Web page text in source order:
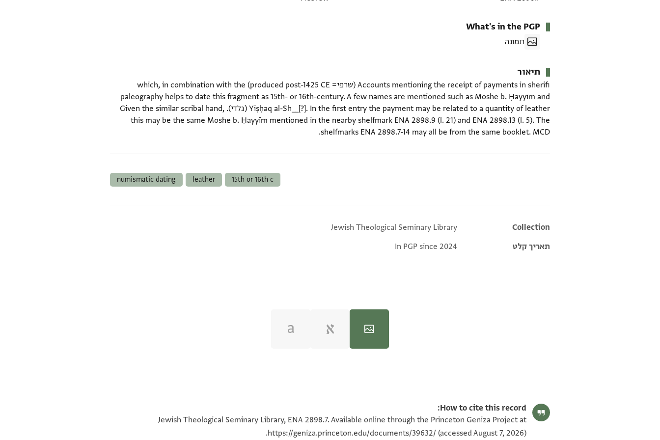
What's in the PGP
תמונה
תיאור
Accounts mentioning the receipt of payments in sherifi (שרפי= produced post-1425 CE) which, in combination with the
paleography helps to date this fragment as 15th- or 16th-century. A few names are mentioned such as Moshe b. Ḥayyīm and
Yiṣḥaq al-Sh__[?]. In the first entry the payment may be related to a quantity of leather (גלדי). Given the similar scribal hand,
this may be the same Moshe b. Ḥayyīm mentioned in the nearby shelfmark ENA 2898.9 (l. 21) and ENA 2898.13 (l. 5). The
shelfmarks ENA 2898.7-14 may all be from the same booklet. MCD.
15th or 16th c
leather
numismatic dating
Additional metadata
Collection
Jewish Theological Seminary Library
תאריך קלט
In PGP since 2024
100%
100%
How to cite this record:
Jewish Theological Seminary Library, ENA 2898.7. Available online through the Princeton Geniza Project at
https://geniza.princeton.edu/documents/39632/ (accessed August 7, 2026).